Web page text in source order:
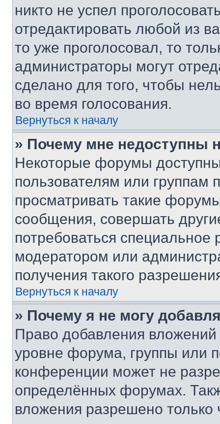
никто не успел
отредактировать любой из
то уже проголосовал, то
администраторы могут
сделано для того, чтобы
во время голосования.
Вернуться к началу
» Почему мне недоступны
Некоторые форумы
пользователям или группам
просматривать такие
сообщения, совершать
потребоваться
модератором или
получения такого
Вернуться к началу
» Почему я не могу
Право добавления
уровне форума, группы или
конференции может не
определённых форумах.
вложения разрешено